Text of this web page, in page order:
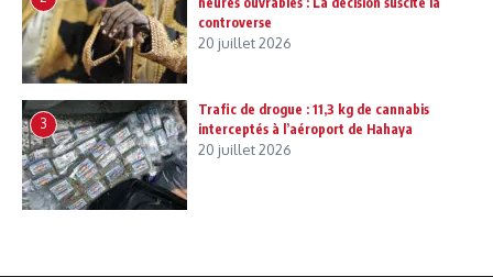
controverse
20 juillet 2026
3
Trafic de drogue : 11,3 kg de cannabis
interceptés à l’aéroport de Hahaya
20 juillet 2026